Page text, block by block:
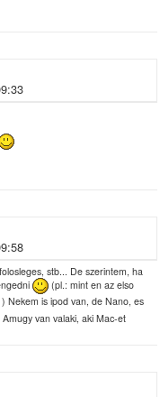
stb... De szerintem, ha
(pl.: mint en az elso
) Nekem is ipod van, de Nano, es
van valaki, aki Mac-et